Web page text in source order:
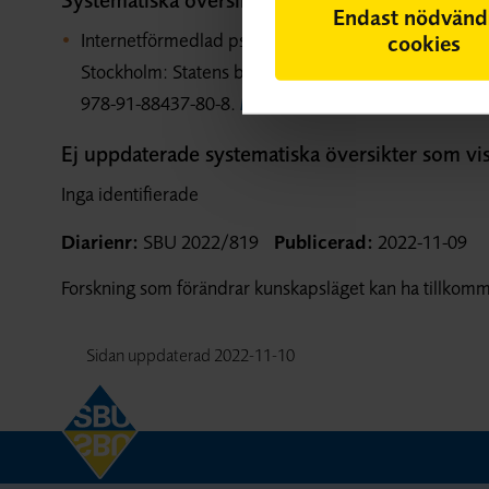
Endast
cookies
Internetförmedlad psykologisk behandling –
Stockholm: Statens beredning för medicinsk och
978-91-88437-80-8. Mer om översikten
Ej uppdaterade systematiska översikter som
Inga identifierade
Diarienr: SBU 2022/819 Publicerad: 2022-11-09
Forskning som förändrar kunskapsläget kan ha
Sidan uppdaterad 2022-11-10